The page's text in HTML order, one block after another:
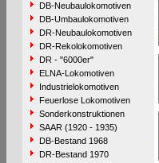
DB-Neubaulokomotiven
DB-Umbaulokomotiven
DR-Neubaulokomotiven
DR-Rekolokomotiven
DR - "6000er"
ELNA-Lokomotiven
Industrielokomotiven
Feuerlose Lokomotiven
Sonderkonstruktionen
SAAR (1920 - 1935)
DB-Bestand 1968
DR-Bestand 1970